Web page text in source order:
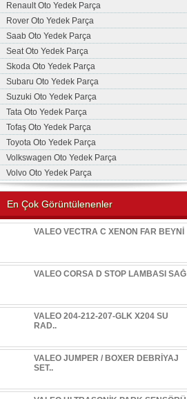
Renault Oto Yedek Parça
Rover Oto Yedek Parça
Saab Oto Yedek Parça
Seat Oto Yedek Parça
Skoda Oto Yedek Parça
Subaru Oto Yedek Parça
Suzuki Oto Yedek Parça
Tata Oto Yedek Parça
Tofaş Oto Yedek Parça
Toyota Oto Yedek Parça
Volkswagen Oto Yedek Parça
Volvo Oto Yedek Parça
En Çok Görüntülenenler
VALEO VECTRA C XENON FAR BEYNİ
VALEO CORSA D STOP LAMBASI SAĞ
VALEO 204-212-207-GLK X204 SU
RAD..
VALEO JUMPER / BOXER DEBRİYAJ
SET..